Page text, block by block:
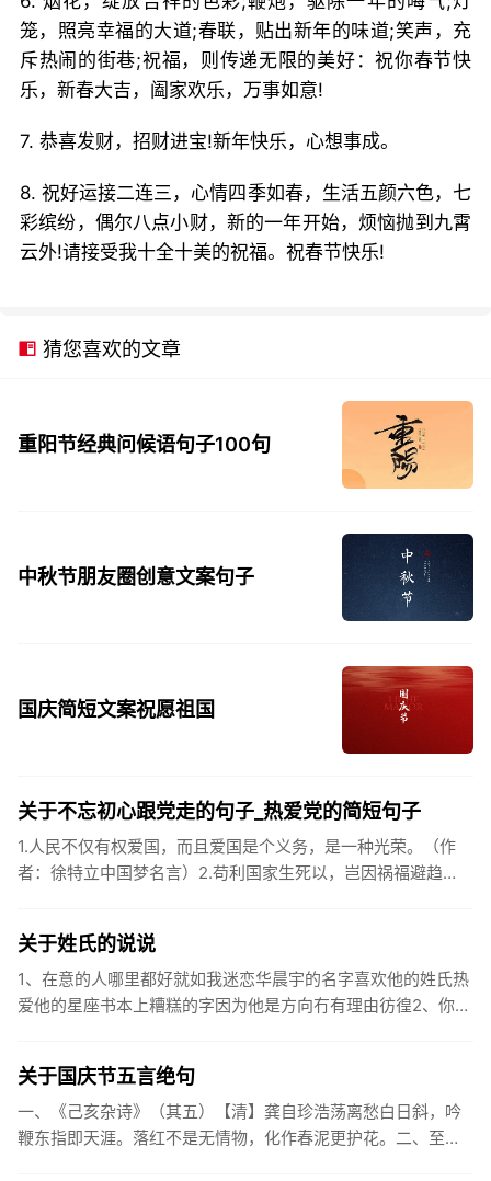
笼，照亮幸福的大道;春联，贴出新年的味道;笑声，充
斥热闹的街巷;祝福，则传递无限的美好：祝你春节快
乐，新春大吉，阖家欢乐，万事如意!
7. 恭喜发财，招财进宝!新年快乐，心想事成。
8. 祝好运接二连三，心情四季如春，生活五颜六色，七
彩缤纷，偶尔八点小财，新的一年开始，烦恼抛到九霄
云外!请接受我十全十美的祝福。祝春节快乐!
猜您喜欢的文章
重阳节经典问候语句子100句
中秋节朋友圈创意文案句子
国庆简短文案祝愿祖国
关于不忘初心跟党走的句子_热爱党的简短句子
1.人民不仅有权爱国，而且爱国是个义务，是一种光荣。（作
者：徐特立中国梦名言）2.苟利国家生死以，岂因祸福避趋
关于姓氏的说说
1、在意的人哪里都好就如我迷恋华晨宇的名字喜欢他的姓氏热
爱他的星座书本上糟糕的字因为他是方向冇有理由彷徨2、你的
关于国庆节五言绝句
一、《己亥杂诗》（其五）【清】龚自珍浩荡离愁白日斜，吟
鞭东指即天涯。落红不是无情物，化作春泥更护花。二、至今